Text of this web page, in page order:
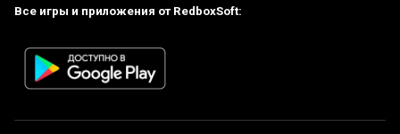
Все игры и приложения от RedboxSoft: